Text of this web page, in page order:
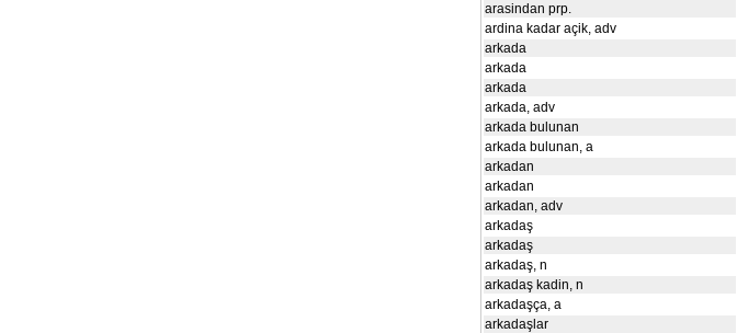
arasindan prp.
ardina kadar açik, adv
arkada
arkada
arkada
arkada, adv
arkada bulunan
arkada bulunan, a
arkadan
arkadan
arkadan, adv
arkadaş
arkadaş
arkadaş, n
arkadaş kadin, n
arkadaşça, a
arkadaşlar